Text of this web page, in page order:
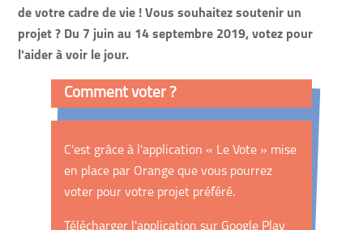
de votre cadre de vie ! Vous souhaitez soutenir un
projet ? Du 7 juin au 14 septembre 2019, votez pour
l'aider à voir le jour.
Comment voter ?
C'est grâce à l'application « Le Vote » mise
en place par Orange que vous pourrez
voter pour votre projet préféré.
Télécharger l'application sur Google Play